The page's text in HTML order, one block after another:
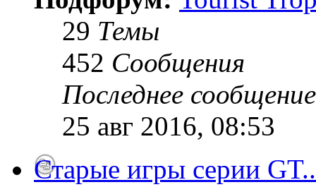
29 Темы
452 Сообщения
Последнее сообщение
25 авг 2016, 08:53
Старые игры серии